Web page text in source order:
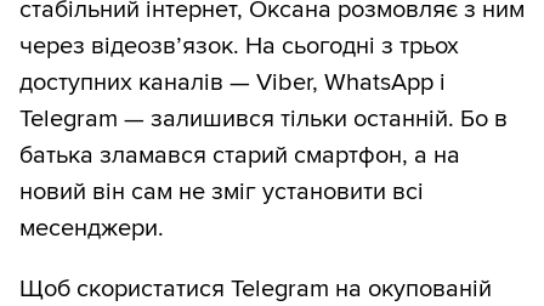
стабільний інтернет, Оксана розмовляє з ним
через відеозв’язок. На сьогодні з трьох
доступних каналів — Viber, WhatsApp і
Telegram — залишився тільки останній. Бо в
батька зламався старий смартфон, а на
новий він сам не зміг установити всі
месенджери.
Щоб скористатися Telegram на окупованій